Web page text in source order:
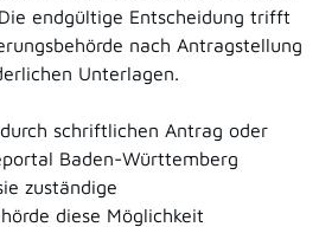
endgültige Entscheidung trifft
nach Antragstellung
Unterlagen.
durch schriftlichen Antrag oder
Baden-Württemberg
zuständige
diese Möglichkeit